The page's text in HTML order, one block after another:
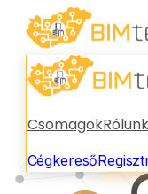
CsomagokRólunk
Cégkereső